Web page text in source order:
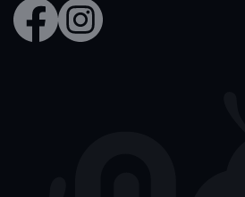
Faceb
ook
Insta
gram